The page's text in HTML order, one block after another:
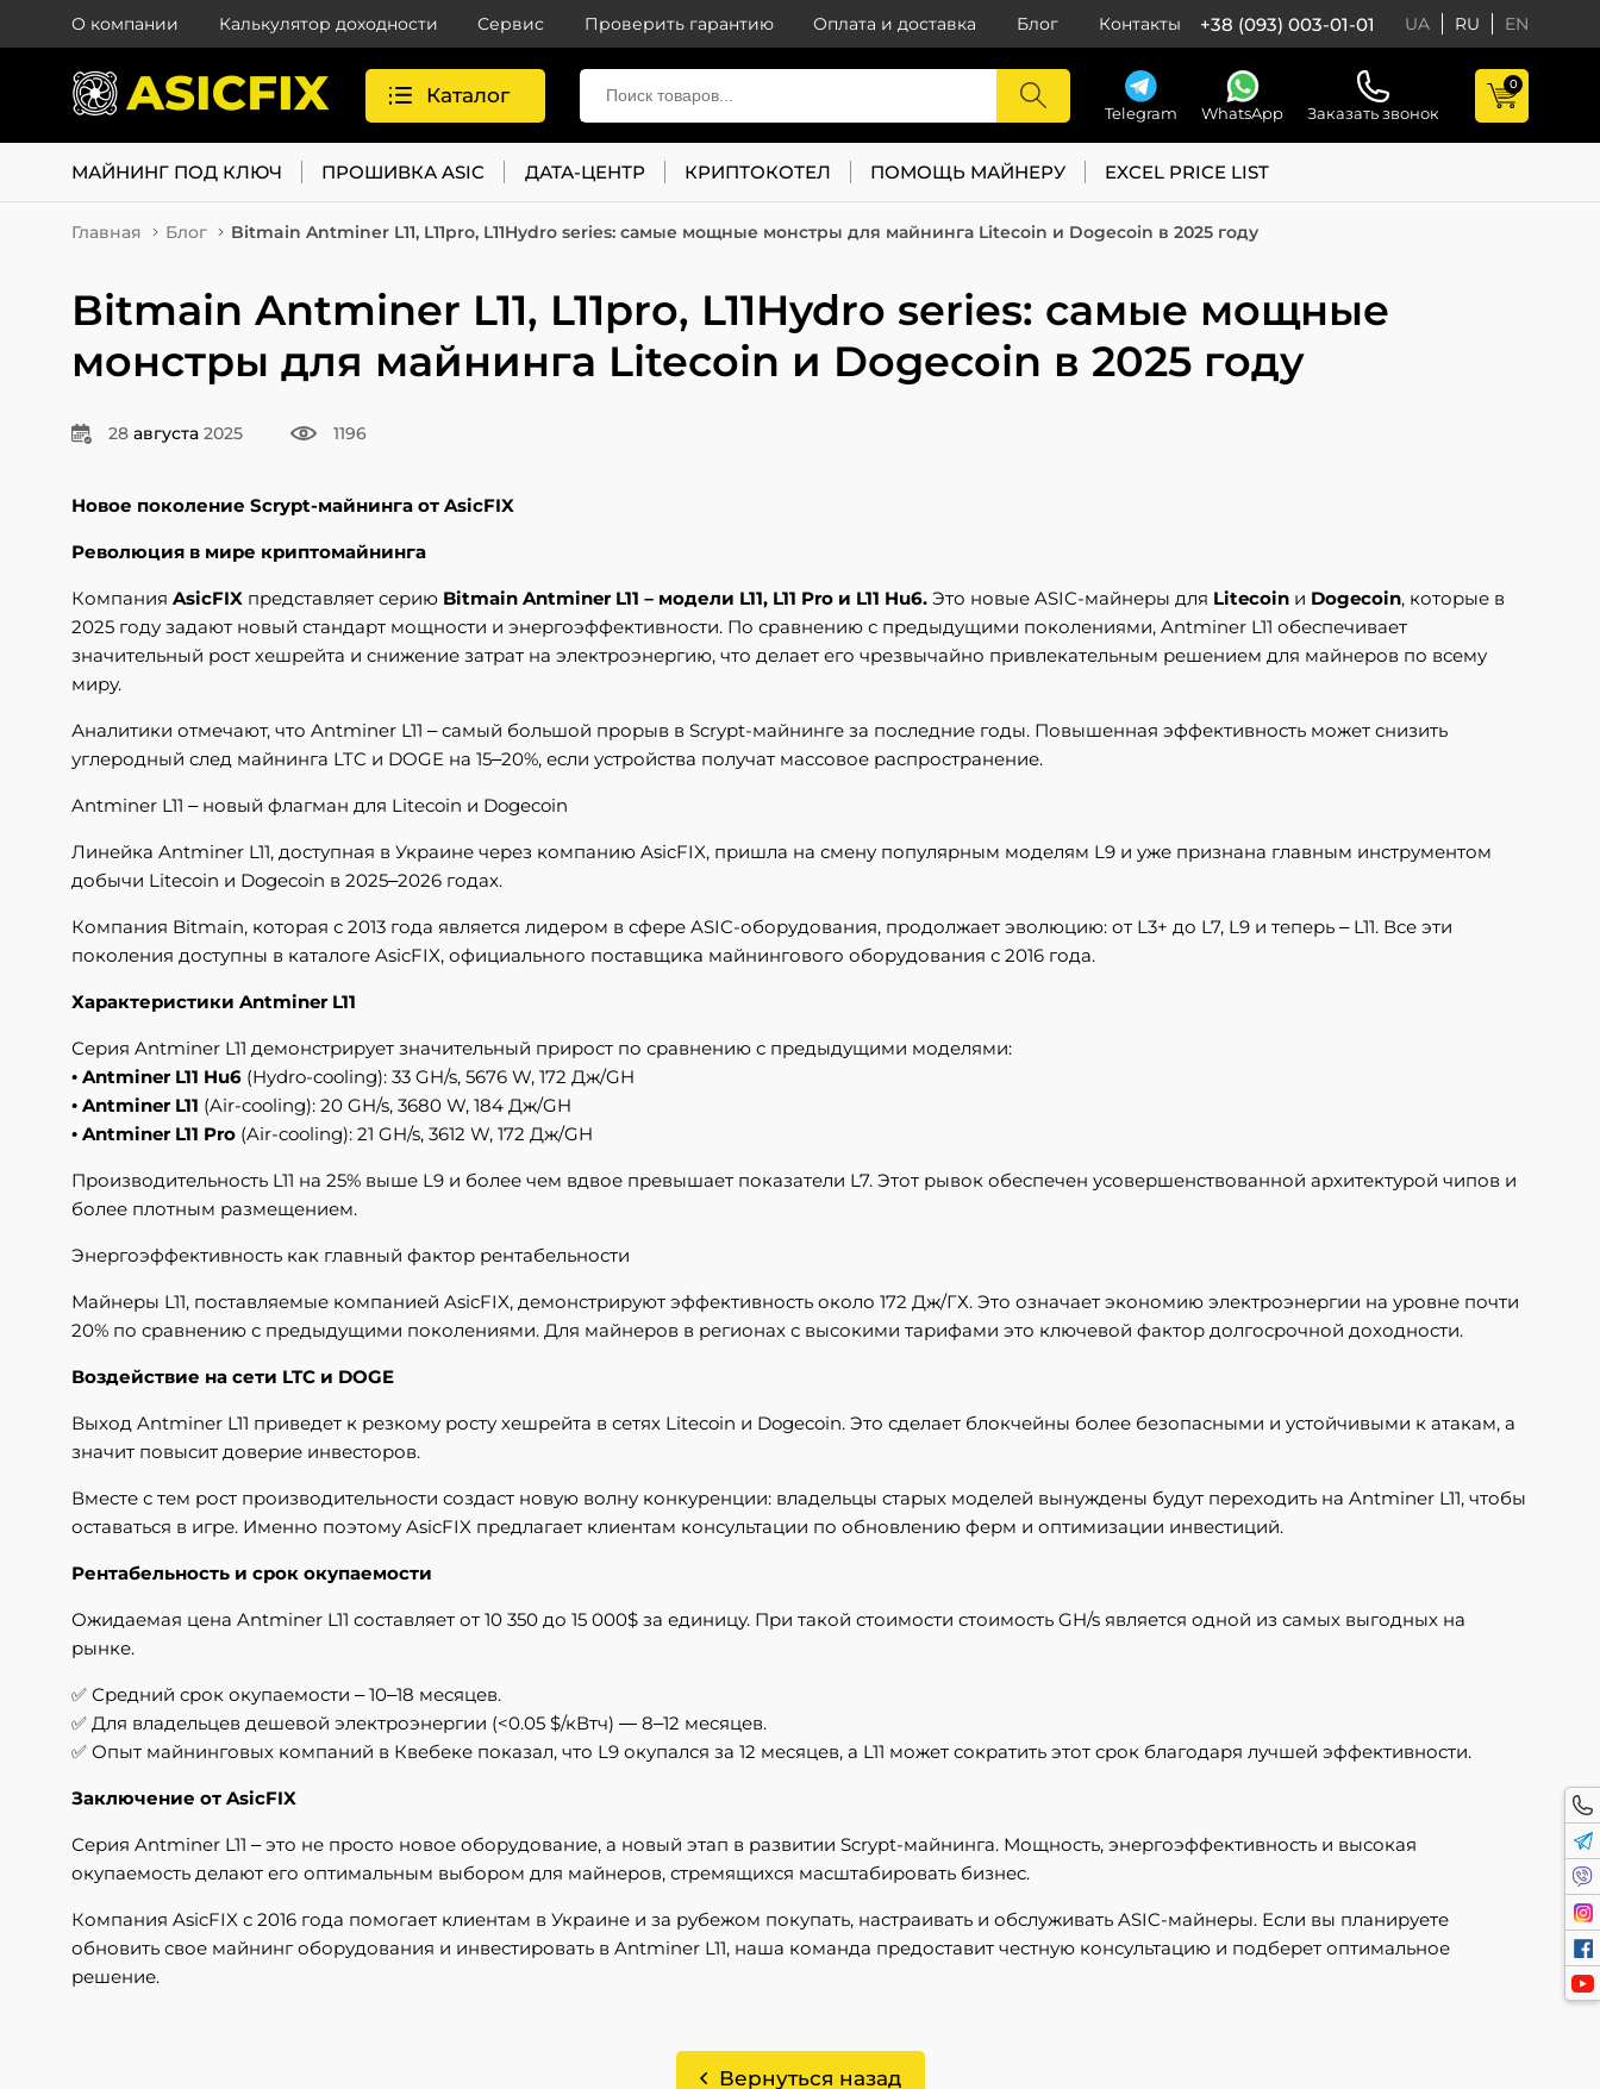
О компании Калькулятор доходности Сервис Проверить гарантию Оплата и доставка Блог Контакты +38 (093) 003-01-01 UA RU EN
Каталог
Telegram WhatsApp Заказать звонок
0
МАЙНИНГ ПОД КЛЮЧ ПРОШИВКА ASIC ДАТА-ЦЕНТР КРИПТОКОТЕЛ ПОМОЩЬ МАЙНЕРУ EXCEL PRICE LIST
Главная Блог Bitmain Antminer L11, L11pro, L11Hydro series: самые мощные монстры для майнинга Litecoin и Dogecoin в 2025 году
Bitmain Antminer L11, L11pro, L11Hydro series: самые мощные
монстры для майнинга Litecoin и Dogecoin в 2025 году
28 августа 2025 1196
Новое поколение Scrypt-майнинга от AsicFIX
Революция в мире криптомайнинга
Компания AsicFIX представляет серию Bitmain Antminer L11 – модели L11, L11 Pro и L11 Hu6. Это новые ASIC-майнеры для Litecoin и Dogecoin, которые в
2025 году задают новый стандарт мощности и энергоэффективности. По сравнению с предыдущими поколениями, Antminer L11 обеспечивает
значительный рост хешрейта и снижение затрат на электроэнергию, что делает его чрезвычайно привлекательным решением для майнеров по всему
миру.
Аналитики отмечают, что Antminer L11 – самый большой прорыв в Scrypt-майнинге за последние годы. Повышенная эффективность может снизить
углеродный след майнинга LTC и DOGE на 15–20%, если устройства получат массовое распространение.
Antminer L11 – новый флагман для Litecoin и Dogecoin
Линейка Antminer L11, доступная в Украине через компанию AsicFIX, пришла на смену популярным моделям L9 и уже признана главным инструментом
добычи Litecoin и Dogecoin в 2025–2026 годах.
Компания Bitmain, которая с 2013 года является лидером в сфере ASIC-оборудования, продолжает эволюцию: от L3+ до L7, L9 и теперь – L11. Все эти
поколения доступны в каталоге AsicFIX, официального поставщика майнингового оборудования с 2016 года.
Характеристики Antminer L11
Серия Antminer L11 демонстрирует значительный прирост по сравнению с предыдущими моделями:
• Antminer L11 Hu6 (Hydro-cooling): 33 GH/s, 5676 W, 172 Дж/GH
• Antminer L11 (Air-cooling): 20 GH/s, 3680 W, 184 Дж/GH
• Antminer L11 Pro (Air-cooling): 21 GH/s, 3612 W, 172 Дж/GH
Производительность L11 на 25% выше L9 и более чем вдвое превышает показатели L7. Этот рывок обеспечен усовершенствованной архитектурой чипов и
более плотным размещением.
Энергоэффективность как главный фактор рентабельности
Майнеры L11, поставляемые компанией AsicFIX, демонстрируют эффективность около 172 Дж/ГХ. Это означает экономию электроэнергии на уровне почти
20% по сравнению с предыдущими поколениями. Для майнеров в регионах с высокими тарифами это ключевой фактор долгосрочной доходности.
Воздействие на сети LTC и DOGE
Выход Antminer L11 приведет к резкому росту хешрейта в сетях Litecoin и Dogecoin. Это сделает блокчейны более безопасными и устойчивыми к атакам, а
значит повысит доверие инвесторов.
Вместе с тем рост производительности создаст новую волну конкуренции: владельцы старых моделей вынуждены будут переходить на Antminer L11, чтобы
оставаться в игре. Именно поэтому AsicFIX предлагает клиентам консультации по обновлению ферм и оптимизации инвестиций.
Рентабельность и срок окупаемости
Ожидаемая цена Antminer L11 составляет от 10 350 до 15 000$ за единицу. При такой стоимости стоимость GH/s является одной из самых выгодных на
рынке.
✅ Средний срок окупаемости – 10–18 месяцев.
✅ Для владельцев дешевой электроэнергии (<0.05 $/кВтч) — 8–12 месяцев.
✅ Опыт майнинговых компаний в Квебеке показал, что L9 окупался за 12 месяцев, а L11 может сократить этот срок благодаря лучшей эффективности.
Заключение от AsicFIX
Серия Antminer L11 – это не просто новое оборудование, а новый этап в развитии Scrypt-майнинга. Мощность, энергоэффективность и высокая
окупаемость делают его оптимальным выбором для майнеров, стремящихся масштабировать бизнес.
Компания AsicFIX с 2016 года помогает клиентам в Украине и за рубежом покупать, настраивать и обслуживать ASIC-майнеры. Если вы планируете
обновить свое майнинг оборудования и инвестировать в Antminer L11, наша команда предоставит честную консультацию и подберет оптимальное
решение.
Вернуться назад